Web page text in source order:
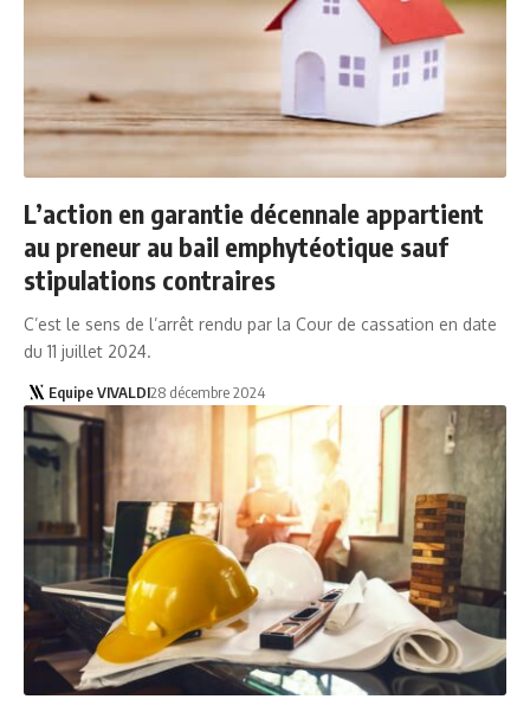
L’action en garantie décennale appartient
au preneur au bail emphytéotique sauf
stipulations contraires
C’est le sens de l’arrêt rendu par la Cour de cassation en date
du 11 juillet 2024.
Equipe VIVALDI28 décembre 2024